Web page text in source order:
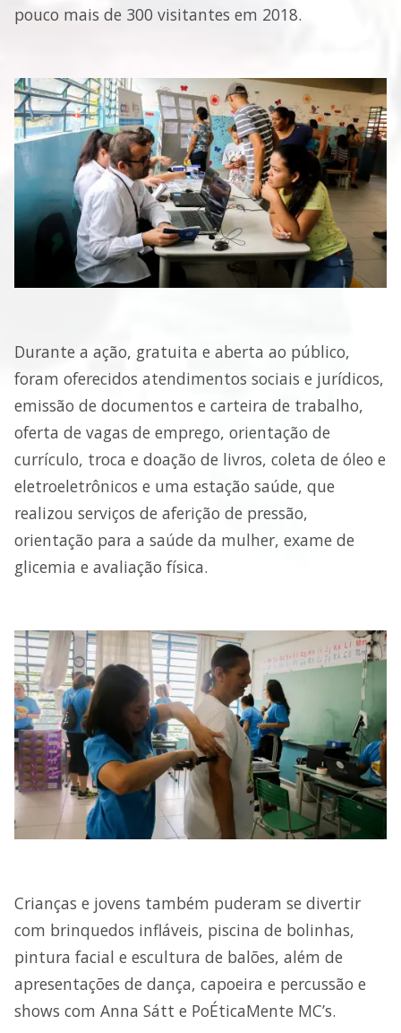
pouco mais de 300 visitantes em 2018.
Durante a ação, gratuita e aberta ao público,
foram oferecidos atendimentos sociais e jurídicos,
emissão de documentos e carteira de trabalho,
oferta de vagas de emprego, orientação de
currículo, troca e doação de livros, coleta de óleo e
eletroeletrônicos e uma estação saúde, que
realizou serviços de aferição de pressão,
orientação para a saúde da mulher, exame de
glicemia e avaliação física.
Crianças e jovens também puderam se divertir
com brinquedos infláveis, piscina de bolinhas,
pintura facial e escultura de balões, além de
apresentações de dança, capoeira e percussão e
shows com Anna Sátt e PoÉticaMente MC’s.